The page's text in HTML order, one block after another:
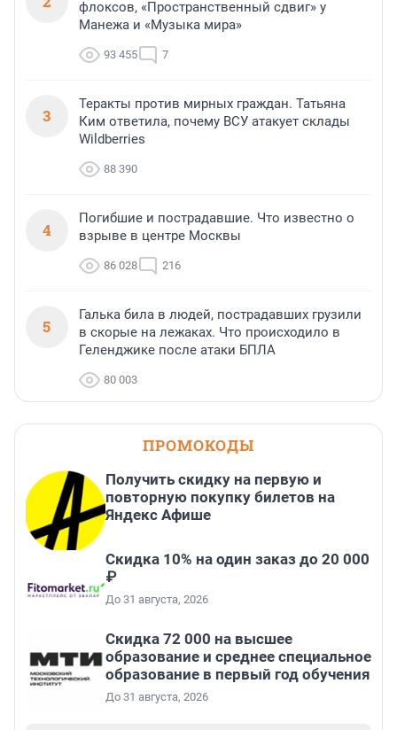
флоксов, «Пространственный сдвиг» у
Манежа и «Музыка мира»
93 455 7
3
Теракты против мирных граждан. Татьяна
Ким ответила, почему ВСУ атакует склады
Wildberries
88 390
4
Погибшие и пострадавшие. Что известно о
взрыве в центре Москвы
86 028 216
5
Галька била в людей, пострадавших грузили
в скорые на лежаках. Что происходило в
Геленджике после атаки БПЛА
80 003
ПРОМОКОДЫ
Получить скидку на первую и
повторную покупку билетов на
Яндекс Афише
Скидка 10% на один заказ до 20 000
₽
До 31 августа, 2026
Скидка 72 000 на высшее
образование и среднее специальное
образование в первый год обучения
До 31 августа, 2026